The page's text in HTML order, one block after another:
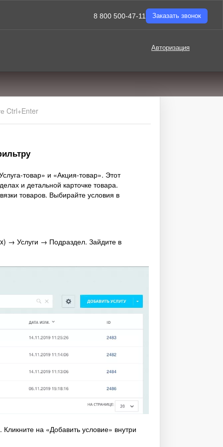
8 800 500-47-11 Заказать звонок
Авторизация
Ctrl+Enter
товар» и «Акция-товар». Этот
и детальной карточке товара.
товаров. Выбирайте условия в
→ Услуги → Подраздел. Зайдите в
на «Добавить условие» внутри